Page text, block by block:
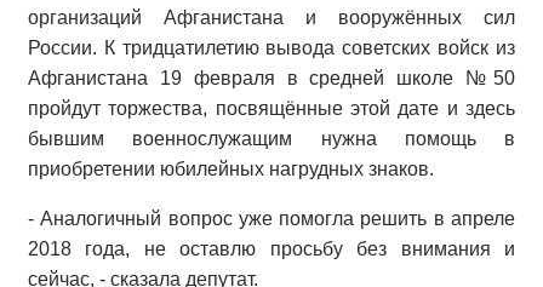
организаций Афганистана и вооружённых сил
России. К тридцатилетию вывода советских войск из
Афганистана 19 февраля в средней школе №50
пройдут торжества, посвящённые этой дате и здесь
бывшим военнослужащим нужна помощь в
приобретении юбилейных нагрудных знаков.
- Аналогичный вопрос уже помогла решить в апреле
2018 года, не оставлю просьбу без внимания и
сейчас, - сказала депутат.